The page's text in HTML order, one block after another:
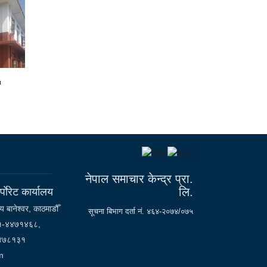
कार्यालय
बानेश्वर, काठमाडौँ
४४७१४६८,
नेपाल समाचार केन्द्र प्रा.
लि.
सूचना बिभाग दर्ता नं. ४६४-२०७४/०७५